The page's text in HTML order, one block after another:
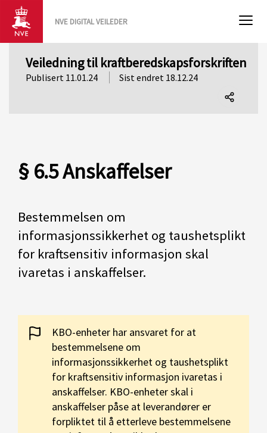
NVE DIGITAL VEILEDER
Veiledning til kraftberedskapsforskriften
Publisert 11.01.24 Sist endret 18.12.24
§ 6.5 Anskaffelser
Bestemmelsen om
informasjonssikkerhet og taushetsplikt
for kraftsensitiv informasjon skal
ivaretas i anskaffelser.
KBO-enheter har ansvaret for at
bestemmelsene om
informasjonssikkerhet og taushetsplikt
for kraftsensitiv informasjon ivaretas i
anskaffelser. KBO-enheter skal i
anskaffelser påse at leverandører er
forpliktet til å etterleve bestemmelsene